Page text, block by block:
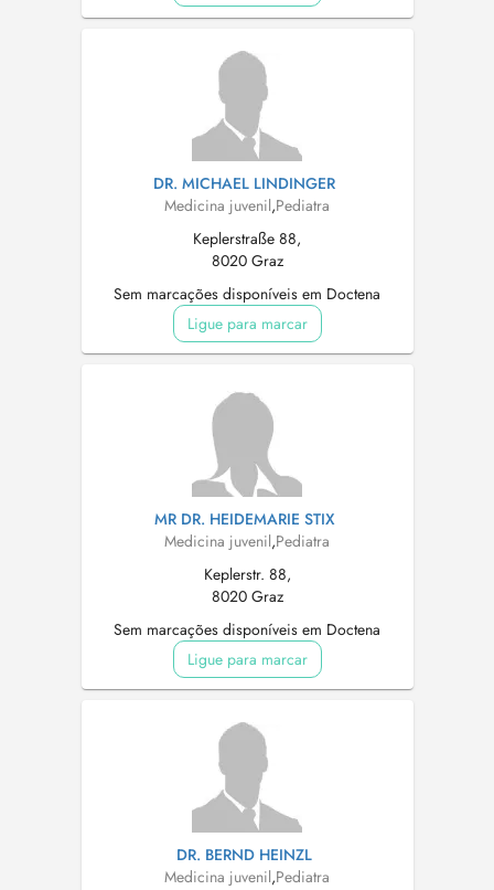
DR. MICHAEL LINDINGER
Medicina juvenil,Pediatra
Keplerstraße 88,
8020 Graz
Sem marcações disponíveis em Doctena
Ligue para marcar
MR DR. HEIDEMARIE STIX
Medicina juvenil,Pediatra
Keplerstr. 88,
8020 Graz
Sem marcações disponíveis em Doctena
Ligue para marcar
DR. BERND HEINZL
Medicina juvenil,Pediatra